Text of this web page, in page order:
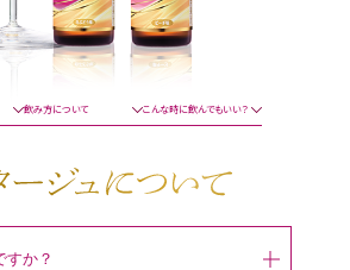
飲み方について こんな時に飲んでもいい？
すか？